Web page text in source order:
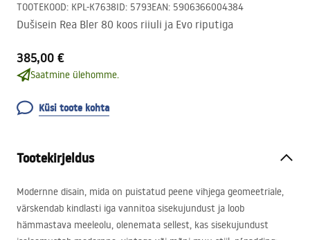
TOOTEKOOD: KPL-K7638ID: 5793EAN: 5906366004384
Dušisein Rea Bler 80 koos riiuli ja Evo riputiga
385,00 €
Saatmine ülehomme.
Küsi toote kohta
Tootekirjeldus
Modernne disain, mida on puistatud peene vihjega geomeetriale,
värskendab kindlasti iga vannitoa sisekujundust ja loob
hämmastava meeleolu, olenemata sellest, kas sisekujundust